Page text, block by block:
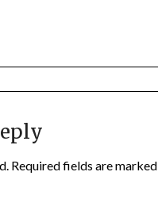
Required fields are marked